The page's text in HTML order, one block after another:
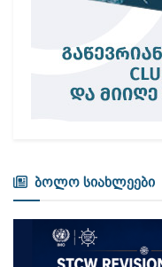
ბოლო სიახლეები